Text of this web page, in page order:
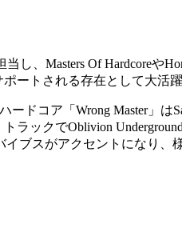
し、Masters Of Hardcore
ートされる存在として大活躍
ドコア「Wrong Master」
ラックでOblivion
イブスがアクセントになり